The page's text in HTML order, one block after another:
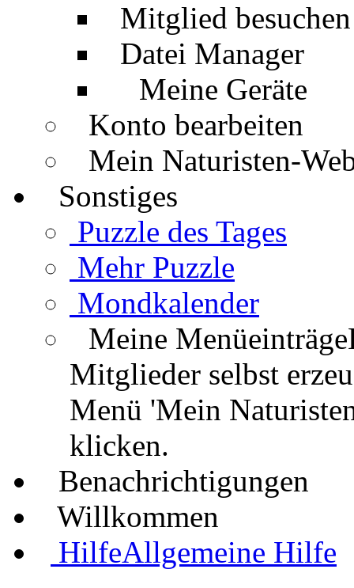
Mitglied besuchen
Datei Manager
Meine Geräte
Konto bearbeiten
Mein Naturisten-
Sonstiges
Puzzle des Tages
Mehr Puzzle
Mondkalender
Meine Menüeinträge
Mitglieder selbst
Menü 'Mein
klicken.
Benachrichtigungen
Willkommen
HilfeAllgemeine Hilfe